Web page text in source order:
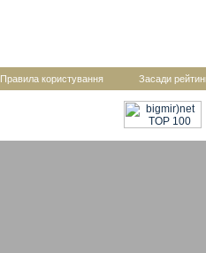
Правила користування Засади